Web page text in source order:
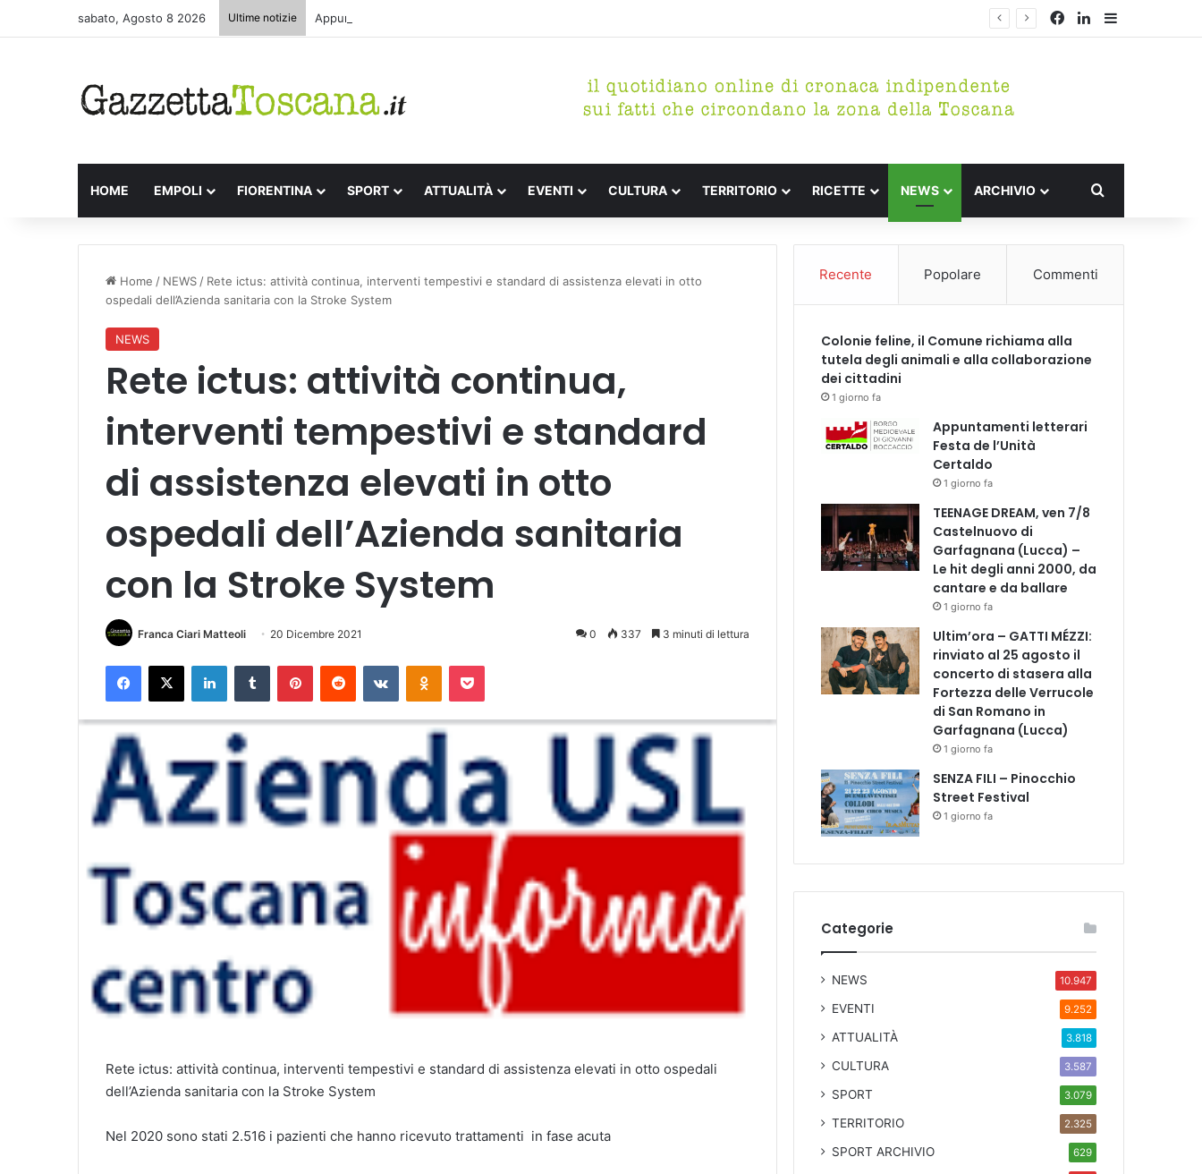
sabato, Agosto 8 2026 Ultime notizie Appuntamenti letterari Festa de l’Unità Certaldo Facebook
LinkedIn
HOME EMPOLI FIORENTINA SPORT ATTUALITÀ EVENTI CULTURA TERRITORIO RICETTE NEWS ARCHIVIO
Home / NEWS / Rete ictus: attività continua, interventi tempestivi e standard di assistenza elevati in otto
ospedali dell’Azienda sanitaria con la Stroke System
NEWS
Rete ictus: attività continua,
interventi tempestivi e standard
di assistenza elevati in otto
ospedali dell’Azienda sanitaria
con la Stroke System
Franca Ciari Matteoli 20 Dicembre 2021 0 337 3 minuti di lettura
Rete ictus: attività continua, interventi tempestivi e standard di assistenza elevati in otto ospedali
dell’Azienda sanitaria con la Stroke System
Nel 2020 sono stati 2.516 i pazienti che hanno ricevuto trattamenti in fase acuta
Recente Popolare Commenti
Colonie feline, il Comune richiama alla
tutela degli animali e alla collaborazione
dei cittadini
1 giorno fa
Appuntamenti letterari
Festa de l’Unità
Certaldo
1 giorno fa
TEENAGE DREAM, ven 7/8
Castelnuovo di
Garfagnana (Lucca) –
Le hit degli anni 2000, da
cantare e da ballare
1 giorno fa
Ultim’ora – GATTI MÉZZI:
rinviato al 25 agosto il
concerto di stasera alla
Fortezza delle Verrucole
di San Romano in
Garfagnana (Lucca)
1 giorno fa
SENZA FILI – Pinocchio
Street Festival
1 giorno fa
Categorie
NEWS 10.947
EVENTI 9.252
ATTUALITÀ 3.818
CULTURA 3.587
SPORT 3.079
TERRITORIO 2.325
SPORT ARCHIVIO 629